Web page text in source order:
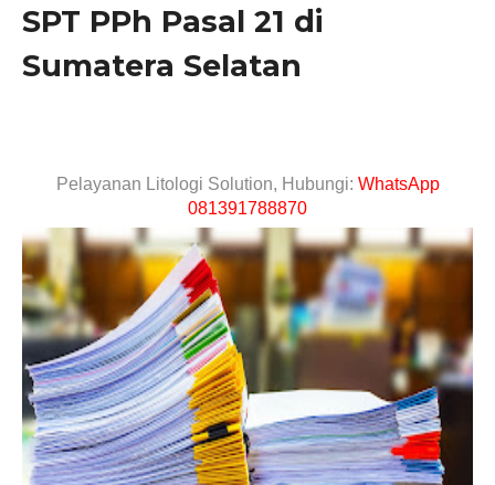
SPT PPh Pasal 21 di
Sumatera Selatan
Pelayanan Litologi Solution, Hubungi: WhatsApp
081391788870